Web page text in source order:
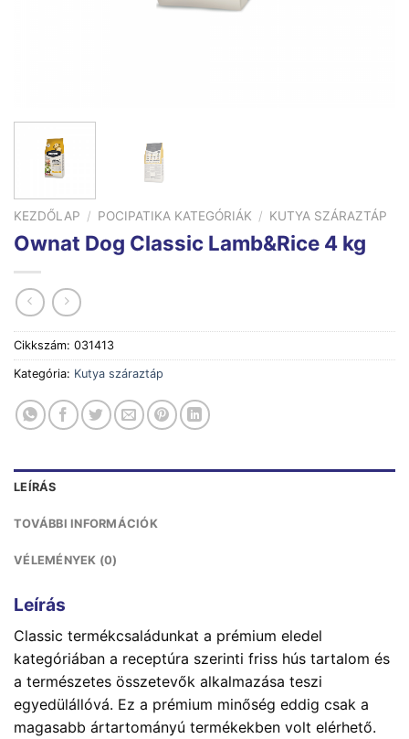
KEZDŐLAP / POCIPATIKA KATEGÓRIÁK / KUTYA SZÁRAZTÁP
Ownat Dog Classic Lamb&Rice 4 kg
Cikkszám: 031413
Kategória: Kutya száraztáp
LEÍRÁS
TOVÁBBI INFORMÁCIÓK
VÉLEMÉNYEK (0)
Leírás
Classic termékcsaládunkat a prémium eledel
kategóriában a receptúra szerinti friss hús tartalom és
a természetes összetevők alkalmazása teszi
egyedülállóvá. Ez a prémium minőség eddig csak a
magasabb ártartományú termékekben volt elérhető.